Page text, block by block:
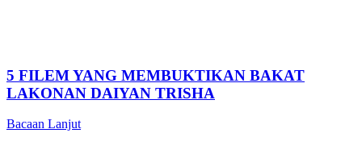
5 FILEM YANG MEMBUKTIKAN BAKAT
LAKONAN DAIYAN TRISHA
Bacaan Lanjut